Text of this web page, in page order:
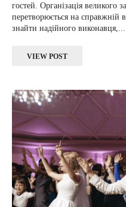
гостей. Організація великого
перетворюється на
знайти надійного виконавця,...
VIEW POST